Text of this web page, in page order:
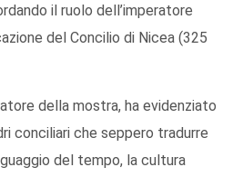
il ruolo dell’imperatore
del Concilio di Nicea (325
della mostra, ha evidenziato
conciliari che seppero tradurre
del tempo, la cultura